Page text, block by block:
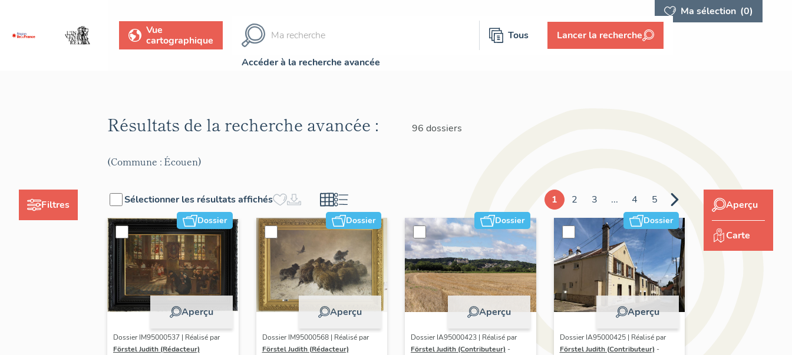
Ma sélection (0)
Vue
cartographique
Tous Lancer la recherche
Accéder à la recherche avancée
Filtres
Résultats de la recherche avancée : 96 dossiers
(Commune : Écouen)
Sélectionner les résultats affichés 1 2 3 ... 4 5
Dossier
Aperçu
Dossier IM95000537 | Réalisé par
Förstel Judith (Rédacteur)
Dossier
Aperçu
Dossier IM95000568 | Réalisé par
Förstel Judith (Rédacteur)
Dossier
Aperçu
Dossier IA95000423 | Réalisé par
Förstel Judith (Contributeur) -
Dossier
Aperçu
Dossier IA95000425 | Réalisé par
Förstel Judith (Contributeur) -
Aperçu
Carte